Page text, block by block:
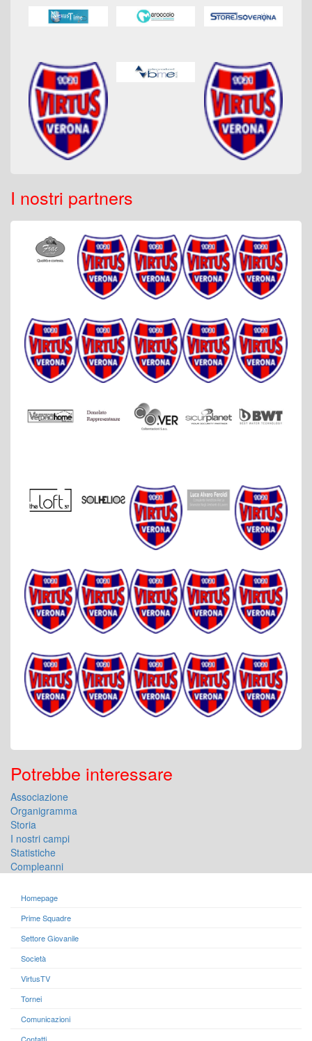
I nostri partners
Potrebbe interessare
Associazione
Organigramma
Storia
I nostri campi
Statistiche
Compleanni
Homepage
Prime Squadre
Settore Giovanile
Società
VirtusTV
Tornei
Comunicazioni
Contatti